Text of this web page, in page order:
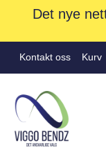
Det nye
Kontakt oss Kurv